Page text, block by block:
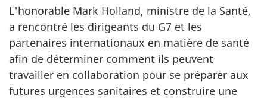
L'honorable Mark Holland, ministre de la Santé,
a rencontré les dirigeants du G7 et les
partenaires internationaux en matière de santé
afin de déterminer comment ils peuvent
travailler en collaboration pour se préparer aux
futures urgences sanitaires et construire une